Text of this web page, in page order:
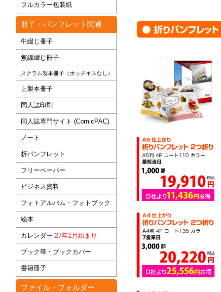
フルカラー包装紙
冊子・パンフレット関連
中綴じ冊子
無線綴じ冊子
スクラム製本冊子（ホッチキスなし）
上製本冊子
同人誌印刷
同人誌専門サイト (ComicPAC)
ノート
折パンフレット
フリーペーパー
ビジネス資料
フォトアルバム・フォトブック
絵本
カレンダー 27年1月始まり
ブック帯・ブックカバー
書籍冊子
ファイル・フォルダー